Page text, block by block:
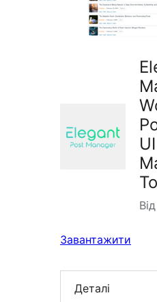
Завантажити
Деталі